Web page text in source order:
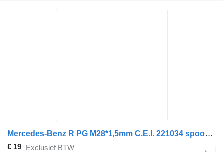
Mercedes-Benz R PG M28*1,5mm C.E.I. 221034 spoorstangeind voor Mercedes-Benz ACTROS vrachtwagen
€ 19 Exclusief BTW